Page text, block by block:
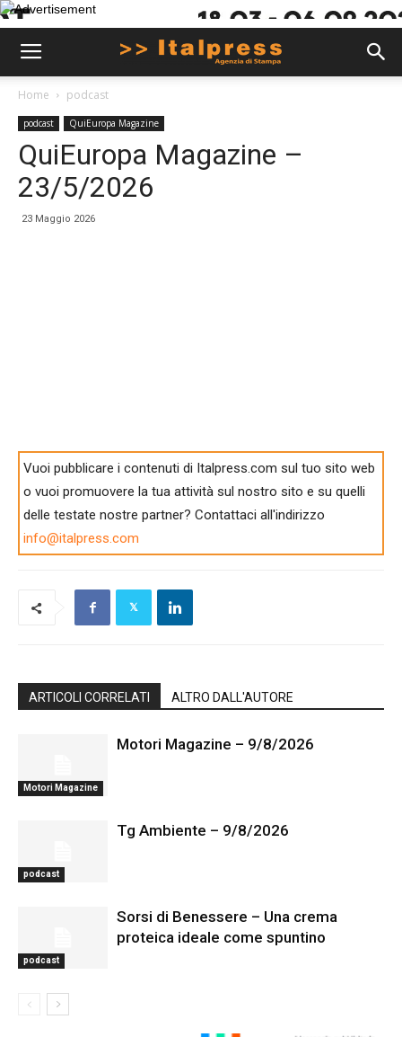
Home podcast
podcast QuiEuropa Magazine
QuiEuropa Magazine –
23/5/2026
23 Maggio 2026
Vuoi pubblicare i contenuti di Italpress.com sul tuo sito web
o vuoi promuovere la tua attività sul nostro sito e su quelli
delle testate nostre partner? Contattaci all'indirizzo
info@italpress.com
ARTICOLI CORRELATI ALTRO DALL'AUTORE
Motori Magazine
Motori Magazine – 9/8/2026
podcast
Tg Ambiente – 9/8/2026
podcast
Sorsi di Benessere – Una crema
proteica ideale come spuntino